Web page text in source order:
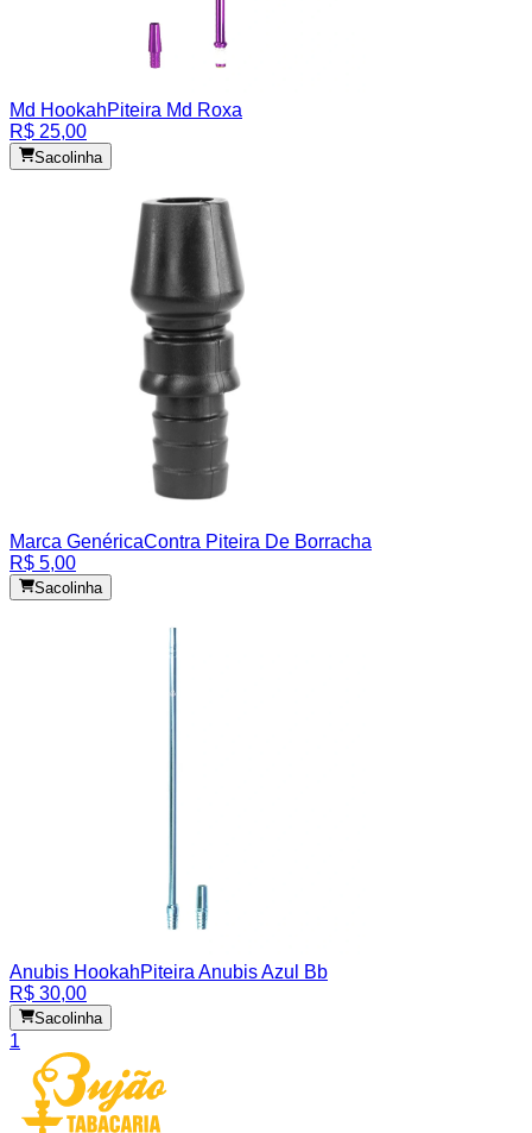
Md HookahPiteira Md Roxa
R$ 25,00
Sacolinha
Marca GenéricaContra Piteira De Borracha
R$ 5,00
Sacolinha
Anubis HookahPiteira Anubis Azul Bb
R$ 30,00
Sacolinha
1